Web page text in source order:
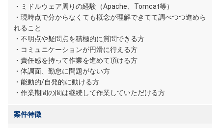
・ミドルウェア周りの経験（Apache、Tomcat等）
・現時点で分からなくても概念が理解できてて調べつつ進めら
れること
・不明点や疑問点を積極的に質問できる方
・コミュニケーションが円滑に行える方
・責任感を持って作業を進めて頂ける方
・体調面、勤怠に問題がない方
・能動的/自発的に動ける方
・作業期間の間は継続して作業していただける方
案件特徴